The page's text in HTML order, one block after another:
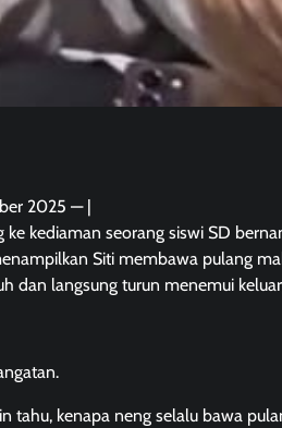
2025 — |
kediaman seorang siswi SD
Siti membawa pulang
dan langsung turun menemui
tahu, kenapa neng selalu bawa